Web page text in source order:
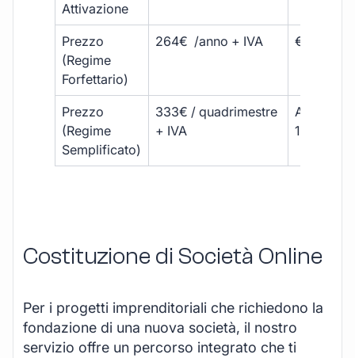
Attivazione
Prezzo
(Regime
Forfettario)
264€ /anno + IVA €500 –
Prezzo
(Regime
Semplificato)
333€ / quadrimestre
+ IVA
A partire
1800 € +
Costituzione di Società Online
Per i progetti imprenditoriali che richiedono la
fondazione di una nuova società, il nostro
servizio offre un percorso integrato che ti